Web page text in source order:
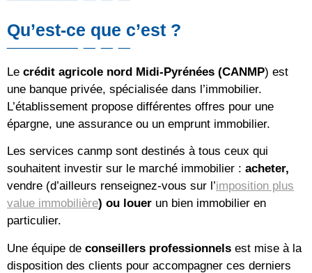
Qu’est-ce que c’est ?
Le crédit agricole nord Midi-Pyrénées (CANMP) est
une banque privée, spécialisée dans l’immobilier.
L’établissement propose différentes offres pour une
épargne, une assurance ou un emprunt immobilier.
Les services canmp sont destinés à tous ceux qui
souhaitent investir sur le marché immobilier : acheter,
vendre (d’ailleurs renseignez-vous sur l’imposition plus
value immobilière) ou louer un bien immobilier en
particulier.
Une équipe de conseillers professionnels est mise à la
disposition des clients pour accompagner ces derniers